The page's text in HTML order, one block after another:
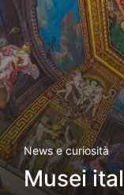
News e curiosità
Musei